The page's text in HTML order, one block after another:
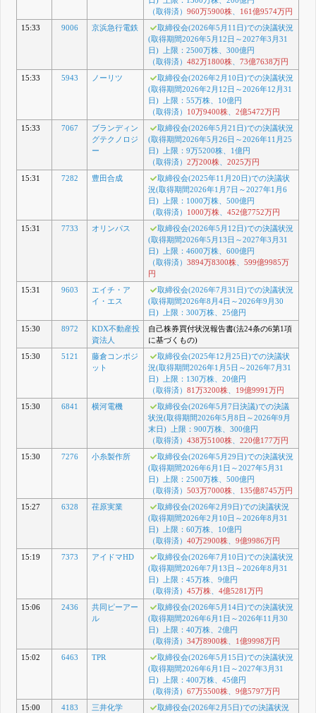
（取得済） 960万5900株、
161億9574万円
15:33
9006 京浜急行電鉄
取締役会(2026年5月11日)での決議状況
(取得期間2026年5月12日～2027年3月31
日) 上限：2500万株、300億円
（取得済） 482万1800株、 73億7638万円
15:33
5943 ノーリツ
取締役会(2026年2月10日)での決議状況
(取得期間2026年2月12日～2026年12月31
日) 上限：55万株、10億円
（取得済）
10万9400株、 2億5472万円
15:33
7067
ブランディン
グテクノロジ
ー
取締役会(2026年5月21日)での決議状況
(取得期間2026年5月26日～2026年11月25
日) 上限：9万5200株、1億円
（取得済） 2万200株、 2025万円
15:31
7282 豊田合成
取締役会(2025年11月20日)での決議状
況(取得期間2026年1月7日～2027年1月6
日) 上限：1000万株、500億円
（取得済）
1000万株、 452億7752万円
15:31
7733 オリンパス
取締役会(2026年5月12日)での決議状況
(取得期間2026年5月13日～2027年3月31
日) 上限：4600万株、600億円
（取得済） 3894万8300株、 599億9985万
円
15:31
9603
エイチ・ア
イ・エス
取締役会(2026年7月31日)での決議状況
(取得期間2026年8月4日～2026年9月30
日) 上限：300万株、25億円
15:30
8972
KDX不動産投
資法人
自己株券買付状況報告書(法24条の6第1項
に基づくもの)
15:30
5121
藤倉コンポジ
ット
取締役会(2025年12月25日)での決議状
況(取得期間2026年1月5日～2026年7月31
日) 上限：130万株、20億円
（取得済） 81万3200株、
19億9991万円
15:30
6841 横河電機
取締役会(2026年5月7日決議)での決議
状況(取得期間2026年5月8日～2026年9月
末日) 上限：900万株、300億円
（取得済） 438万5100株、 220億177万円
15:30
7276 小糸製作所
取締役会(2026年5月29日)での決議状況
(取得期間2026年6月1日～2027年5月31
日) 上限：2500万株、500億円
（取得済） 503万7000株、
135億8745万円
15:27
6328 荏原実業
取締役会(2026年2月9日)での決議状況
(取得期間2026年2月10日～2026年8月31
日) 上限：60万株、10億円
（取得済） 40万2900株、 9億9986万円
15:19
7373 アイドマHD
取締役会(2026年7月10日)での決議状況
(取得期間2026年7月13日～2026年8月31
日) 上限：45万株、9億円
（取得済） 45万株、 4億5281万円
15:06
2436
共同ピーアー
ル
取締役会(2026年5月14日)での決議状況
(取得期間2026年6月1日～2026年11月30
日) 上限：40万株、2億円
（取得済） 34万8900株、
1億9998万円
15:02
6463 TPR
取締役会(2026年5月15日)での決議状況
(取得期間2026年6月1日～2027年3月31
日) 上限：400万株、45億円
（取得済） 67万5500株、 9億5797万円
15:00
4183 三井化学
取締役会(2026年2月5日)での決議状況